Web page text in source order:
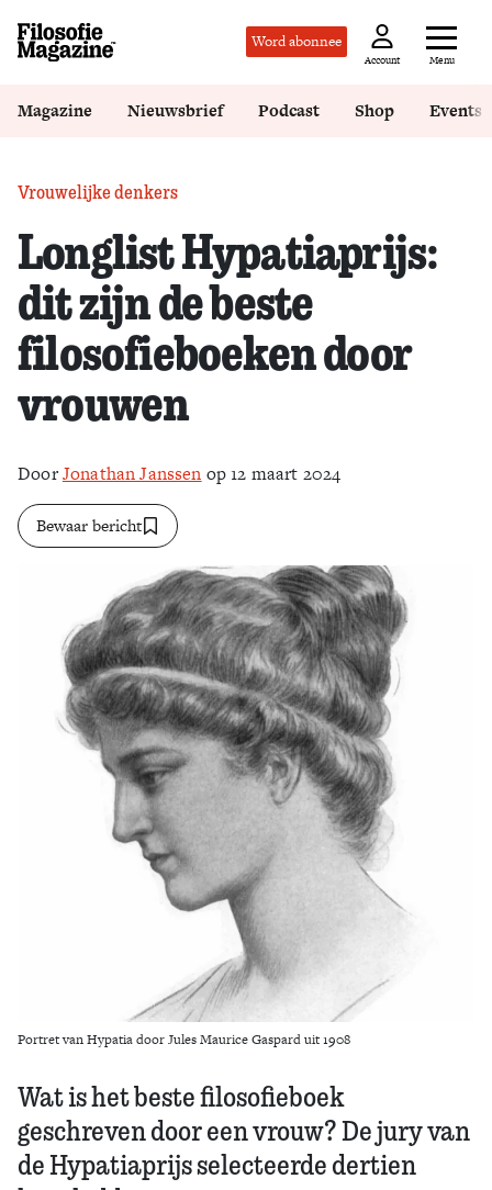
Word abonnee
Account Menu
Magazine Nieuwsbrief Podcast Shop Events
Vrouwelijke denkers
Longlist Hypatiaprijs:
dit zijn de beste
filosofieboeken door
vrouwen
DoorJonathan Janssen op 12 maart 2024
Bewaar bericht
Portret van Hypatia door Jules Maurice Gaspard uit 1908
Wat is het beste filosofieboek
geschreven door een vrouw? De jury van
de Hypatiaprijs selecteerde dertien